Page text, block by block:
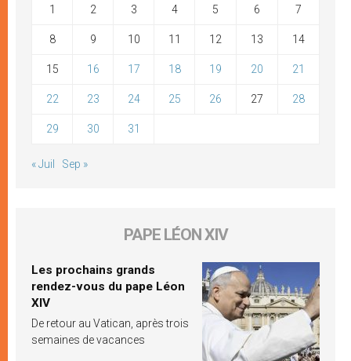
1 2 3 4 5 6 7
8 9 10 11 12 13 14
15 16 17 18 19 20 21
22 23 24 25 26 27 28
29 30 31
« Juil Sep »
PAPE LÉON XIV
Les prochains grands
rendez-vous du pape Léon
XIV
De retour au Vatican, après trois
semaines de vacances